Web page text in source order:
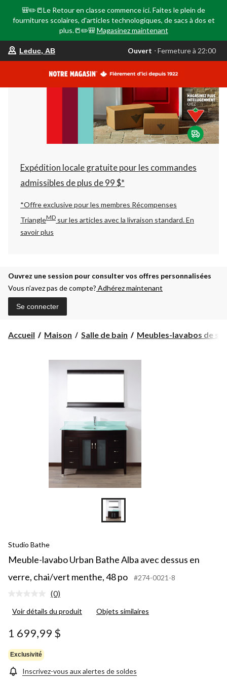
🎒✏️📒Le Retour en classe commence ici. Faites le plein de
fournitures scolaires, d'articles technologiques, de sacs à dos et
plus.📒✏️🎒 Magasinez maintenant
votre
est
AB,
Ouvert,
Fermeture
à
22:00
changer
Leduc, AB Ouvert ⋅ Fermeture à 22:00
Expédition locale gratuite pour les commandes
admissibles de plus de 99 $*
*Offre exclusive pour les membres Récompenses
TriangleMD sur les articles avec la livraison standard.En
savoir plus
Ouvrez une session pour consulter vos offres personnalisées
Vous n’avez pas de compte? Adhérez maintenant
Se connecter
Accueil Maison Salle de bain Meubles-lavabos de
Studio Bathe
Meuble-lavabo Urban Bathe Alba avec dessus en
verre, chai/vert menthe, 48 po
#274-0021-8
Aucune
pour
produit.
Lien
page.
(0)
Voir détails du produit Objets similaires
1 699,99 $
Exclusivité
Inscrivez-vous aux alertes de soldes